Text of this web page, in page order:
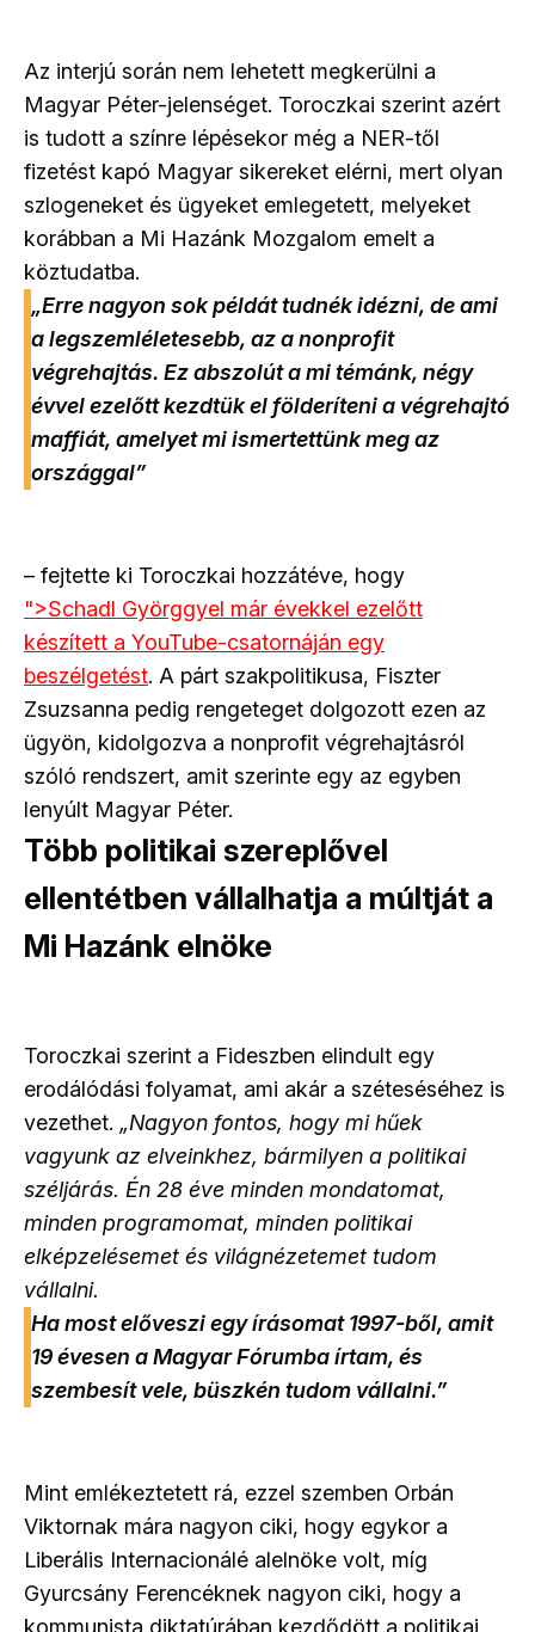
Az interjú során nem lehetett megkerülni a
Magyar Péter-jelenséget. Toroczkai szerint azért
is tudott a színre lépésekor még a NER-től
fizetést kapó Magyar sikereket elérni, mert olyan
szlogeneket és ügyeket emlegetett, melyeket
korábban a Mi Hazánk Mozgalom emelt a
köztudatba.
„Erre nagyon sok példát tudnék idézni, de ami
a legszemléletesebb, az a nonprofit
végrehajtás. Ez abszolút a mi témánk, négy
évvel ezelőtt kezdtük el földeríteni a végrehajtó
maffiát, amelyet mi ismertettünk meg az
országgal”
– fejtette ki Toroczkai hozzátéve, hogy
">Schadl Györggyel már évekkel ezelőtt
készített a YouTube-csatornáján egy
beszélgetést. A párt szakpolitikusa, Fiszter
Zsuzsanna pedig rengeteget dolgozott ezen az
ügyön, kidolgozva a nonprofit végrehajtásról
szóló rendszert, amit szerinte egy az egyben
lenyúlt Magyar Péter.
Több politikai szereplővel
ellentétben vállalhatja a múltját a
Mi Hazánk elnöke
Toroczkai szerint a Fideszben elindult egy
erodálódási folyamat, ami akár a széteséséhez is
vezethet. „Nagyon fontos, hogy mi hűek
vagyunk az elveinkhez, bármilyen a politikai
széljárás. Én 28 éve minden mondatomat,
minden programomat, minden politikai
elképzelésemet és világnézetemet tudom
vállalni.
Ha most előveszi egy írásomat 1997-ből, amit
19 évesen a Magyar Fórumba írtam, és
szembesít vele, büszkén tudom vállalni.”
Mint emlékeztetett rá, ezzel szemben Orbán
Viktornak mára nagyon ciki, hogy egykor a
Liberális Internacionálé alelnöke volt, míg
Gyurcsány Ferencéknek nagyon ciki, hogy a
kommunista diktatúrában kezdődött a politikai